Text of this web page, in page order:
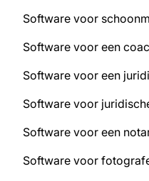
Software voor
Software voor een
Software voor een
Software voor
Software voor een
Software voor